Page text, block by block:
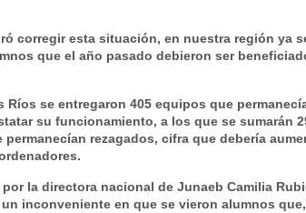
dl
y
corregir esta situación, en nuestra región ya
que el año pasado debieron ser
Ríos se entregaron 405 equipos que
su funcionamiento, a los que se sumarán
rezagados, cifra que debería
la directora nacional de Junaeb Camilia
inconveniente en que se vieron alumnos